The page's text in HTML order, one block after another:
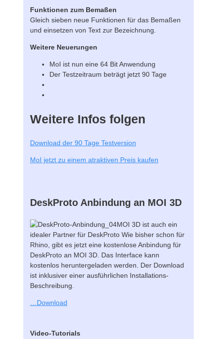
Funktionen zum Bemaßen
Gleich sieben neue Funktionen für das Bemaßen
und einsetzen von Text zur Bezeichnung.
Weitere Neuerungen
MoI ist nun eine 64 Bit Anwendung
Der Testzeitraum beträgt jetzt 90 Tage
Weitere Infos folgen
Download der 90 Tage Testversion
MoI jetzt zu einem atraktiven Preis kaufen
DeskProto Anbindung an MOI 3D
MOI 3D ist auch ein
idealer Partner für DeskProto Wie bisher schon für
Rhino, gibt es jetzt eine kostenlose Anbindung für
DeskProto an MOI 3D. Das Interface kann
kostenlos heruntergeladen werden. Der Download
ist inklusiver einer ausführlichen Installations-
Beschreibung.
…Download
Video-Tutorials